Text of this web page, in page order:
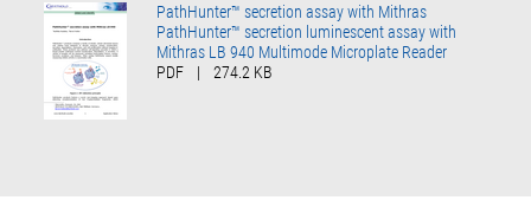
PathHunter™ secretion assay with Mithras
PathHunter™ secretion luminescent assay with
Mithras LB 940 Multimode Microplate Reader
PDF
| 274.2 KB